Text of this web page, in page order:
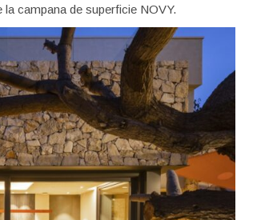
campana de superficie NOVY.